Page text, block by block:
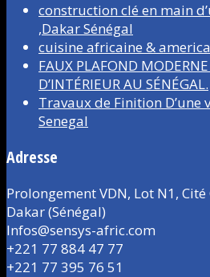
construction clé en main
,Dakar Sénégal
cuisine africaine &
FAUX PLAFOND
D’INTÉRIEUR AU SÉNÉGAL.
Travaux de Finition D’une
Senegal
Adresse
Prolongement VDN, Lot N1,
Dakar (Sénégal)
Infos@sensys-afric.com
+221 77 884 47 77
+221 77 395 76 51